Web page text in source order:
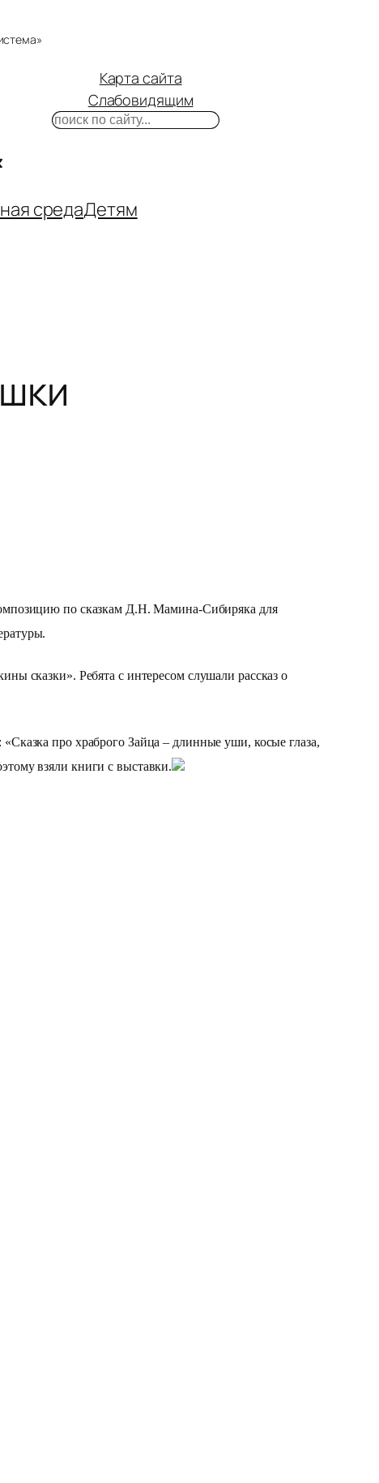
Карта сайта
Слабовидящим
Поиск
средаДетям
по сказкам Д.Н. Мамина-Сибиряка для
сказки». Ребята с интересом слушали рассказ о
про храброго Зайца – длинные уши, косые глаза,
взяли книги с выставки.